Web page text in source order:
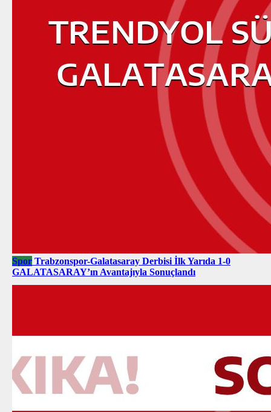
Spor Trabzonspor-Galatasaray Derbisi İlk Yarıda 1-0
GALATASARAY’ın Avantajıyla Sonuçlandı